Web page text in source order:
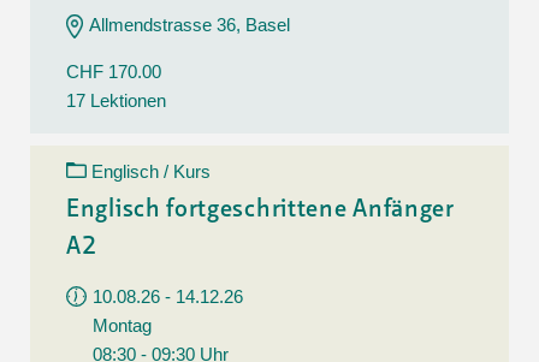
Allmendstrasse 36, Basel
CHF 170.00
17 Lektionen
Englisch / Kurs
Englisch fortgeschrittene Anfänger
A2
10.08.26 - 14.12.26
Montag
08:30 - 09:30 Uhr